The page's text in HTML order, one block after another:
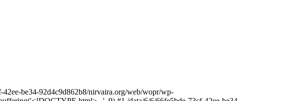
be34-92d4c9d862b8/nirvaira.org/web/wopr/wp-